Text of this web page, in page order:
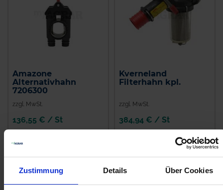
Zustimmung Details Über Cookies
Amazone
Alternativhahn
7206300
zzgl. MwSt.
136,55 € / St
Kverneland
Filterhahn kpl.
zzgl. MwSt.
384,94 € / St
IN DEN
WARENKORB